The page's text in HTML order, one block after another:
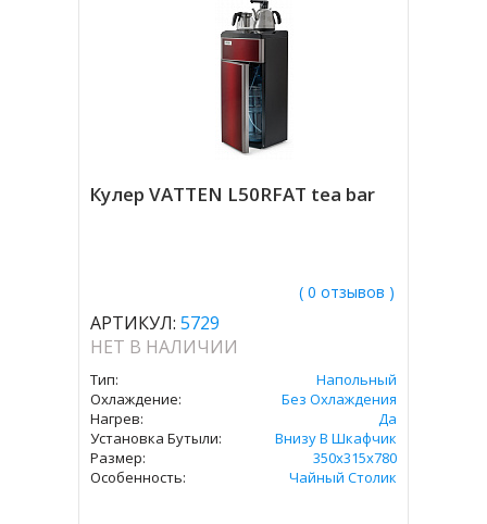
Кулер VATTEN L50RFAT tea bar
( 0 отзывов )
АРТИКУЛ: 5729
НЕТ В НАЛИЧИИ
Тип:
Напольный
Охлаждение:
Без Охлаждения
Нагрев:
Да
Установка Бутыли:
Внизу В Шкафчик
Размер:
350х315х780
Особенность:
Чайный Столик